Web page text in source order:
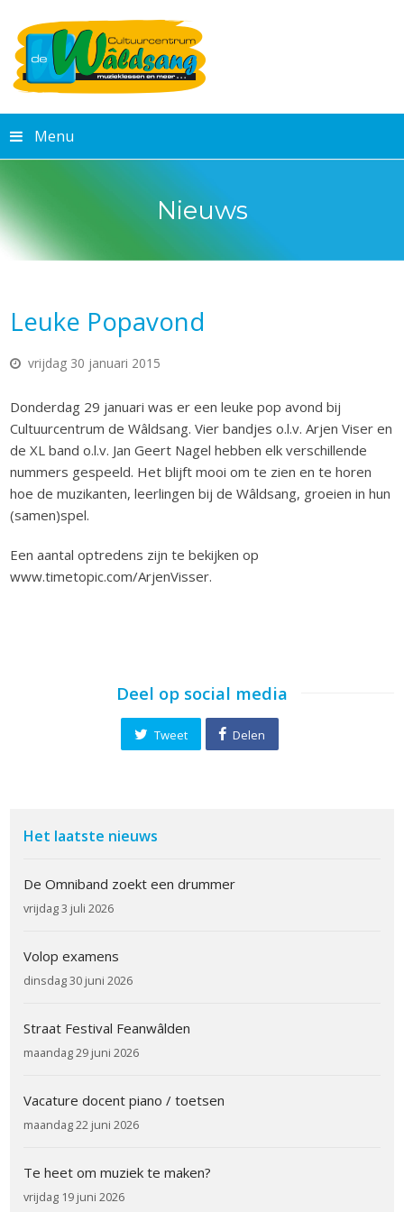
Menu
Nieuws
Leuke Popavond
vrijdag 30 januari 2015
Donderdag 29 januari was er een leuke pop avond bij
Cultuurcentrum de Wâldsang. Vier bandjes o.l.v. Arjen Viser en
de XL band o.l.v. Jan Geert Nagel hebben elk verschillende
nummers gespeeld. Het blijft mooi om te zien en te horen
hoe de muzikanten, leerlingen bij de Wâldsang, groeien in hun
(samen)spel.
Een aantal optredens zijn te bekijken op
www.timetopic.com/ArjenVisser.
Deel op social media
Tweet Delen
Het laatste nieuws
De Omniband zoekt een drummer
vrijdag 3 juli 2026
Volop examens
dinsdag 30 juni 2026
Straat Festival Feanwâlden
maandag 29 juni 2026
Vacature docent piano / toetsen
maandag 22 juni 2026
Te heet om muziek te maken?
vrijdag 19 juni 2026